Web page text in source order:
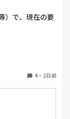
）で、現在の要
4 ・ 2日前